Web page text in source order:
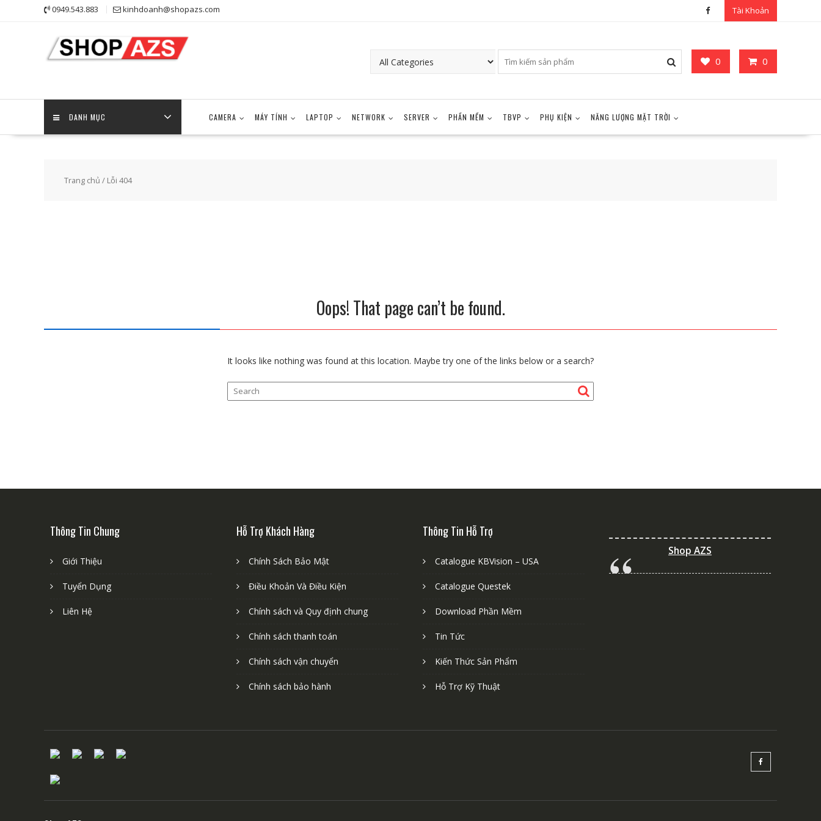
0949.543.883 kinhdoanh@shopazs.com Tài Khoản
0 0
DANH MỤC CAMERA MÁY TÍNH LAPTOP NETWORK SERVER PHẦN MỀM TBVP PHỤ KIỆN NĂNG LƯỢNG MẶT TRỜI
Trang chủ / Lỗi 404
Oops! That page can’t be found.
It looks like nothing was found at this location. Maybe try one of the links below or a search?
Thông Tin Chung
Giới Thiệu
Tuyển Dụng
Liên Hệ
Hỗ Trợ Khách Hàng
Chính Sách Bảo Mật
Điều Khoản Và Điều Kiện
Chính sách và Quy định chung
Chính sách thanh toán
Chính sách vận chuyển
Chính sách bảo hành
Thông Tin Hỗ Trợ
Catalogue KBVision – USA
Catalogue Questek
Download Phần Mềm
Tin Tức
Kiến Thức Sản Phẩm
Hỗ Trợ Kỹ Thuật
Shop AZS